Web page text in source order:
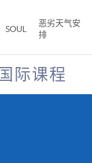
SOUL
恶劣天气安
排
国际课程